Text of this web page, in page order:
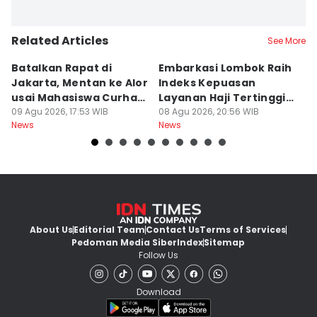
Related Articles See More
Batalkan Rapat di
Jakarta, Mentan ke Alor
usai Mahasiswa Curhat
Beras Mahal
09 Agu 2026, 17:53 WIB
News
Embarkasi Lombok Raih
Indeks Kepuasan
Layanan Haji Tertinggi
Nasional
08 Agu 2026, 20:56 WIB
News
About UsEditorial TeamContact UsTerms of Services
Pedoman Media SiberIndexSitemap
Follow Us
Download